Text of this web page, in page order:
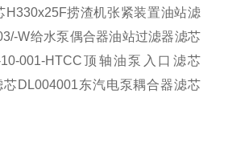
H330x25F捞渣机张紧装置油站滤
W给水泵偶合器油站过滤器滤芯
10-001-HTCC顶轴油泵入口滤芯
芯DL004001东汽电泵耦合器滤芯